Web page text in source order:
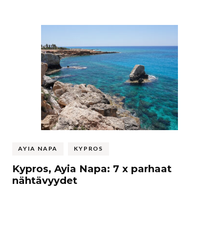
AYIA NAPA KYPROS
Kypros, Ayia Napa: 7 x parhaat
nähtävyydet